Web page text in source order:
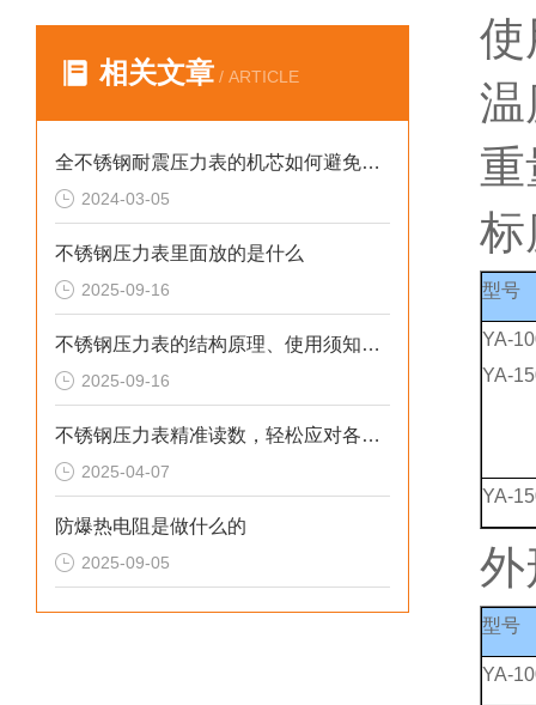
相关文章 / ARTICLE
全不锈钢耐震压力表的机芯如何避免磨损？
2024-03-05
不锈钢压力表里面放的是什么
2025-09-16
不锈钢压力表的结构原理、使用须知、用途和特点
2025-09-16
不锈钢压力表精准读数，轻松应对各种压力
2025-04-07
防爆热电阻是做什么的
2025-09-05
标
型号
YA-
YA-
YA-
型号
YA-